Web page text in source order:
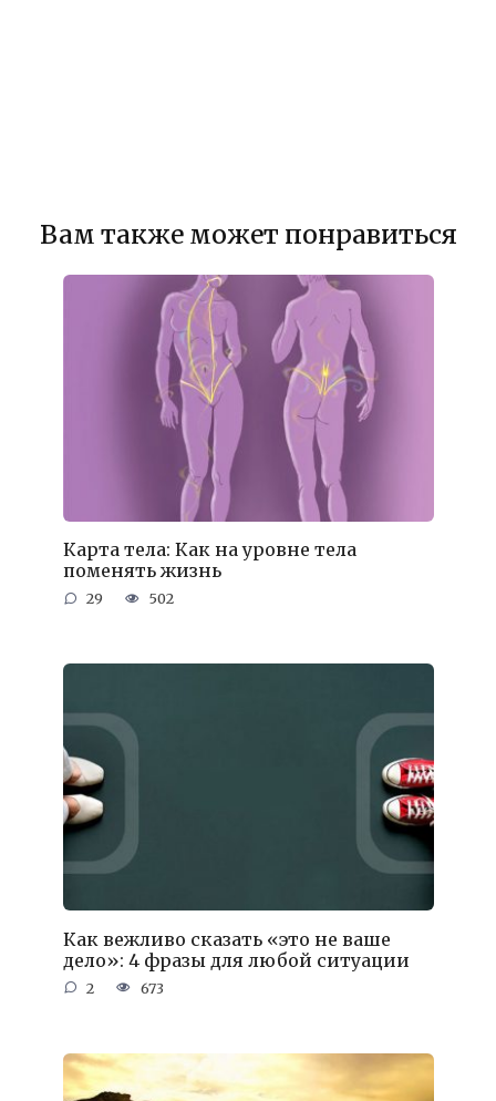
Вам также может понравиться
Карта тела: Как на уровне тела
поменять жизнь
29 502
Как вежливо сказать «это не ваше
дело»: 4 фразы для любой ситуации
2 673